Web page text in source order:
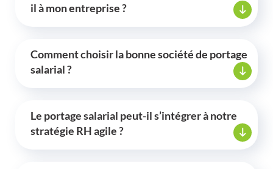
il à mon entreprise ?
Comment choisir la bonne société de portage
salarial ?
Le portage salarial peut-il s’intégrer à notre
stratégie RH agile ?